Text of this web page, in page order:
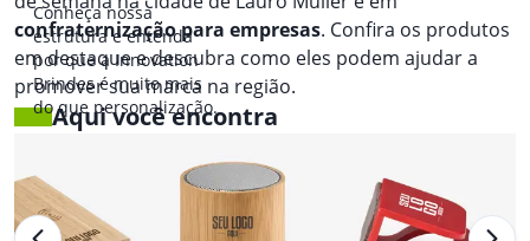
Conheça nossa
estrutura e entenda
por que a Innovation
Brindes é muito mais
do que personalização.
confraternização para empresas. Confira os produtos
em destaque e descubra como eles podem ajudar a
promover sua marca na região.
Aqui você encontra